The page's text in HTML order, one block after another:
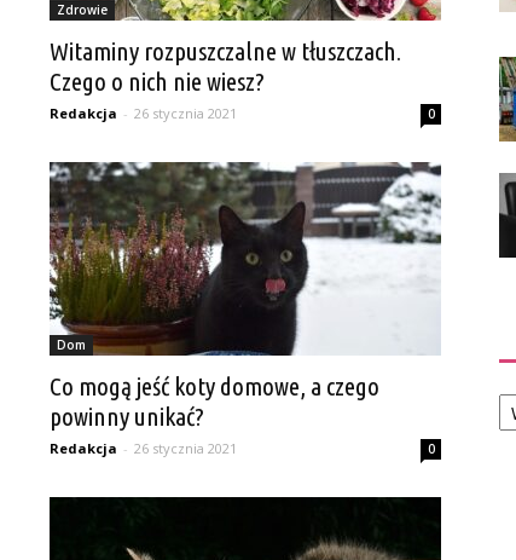
Zdrowie
Witaminy rozpuszczalne w tłuszczach.
Czego o nich nie wiesz?
Redakcja - 26 stycznia 2021 0
Dom
Co mogą jeść koty domowe, a czego
powinny unikać?
Redakcja - 26 stycznia 2021 0